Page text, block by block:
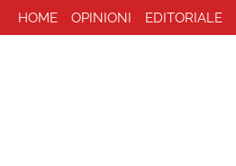
HOME OPINIONI EDITORIALE